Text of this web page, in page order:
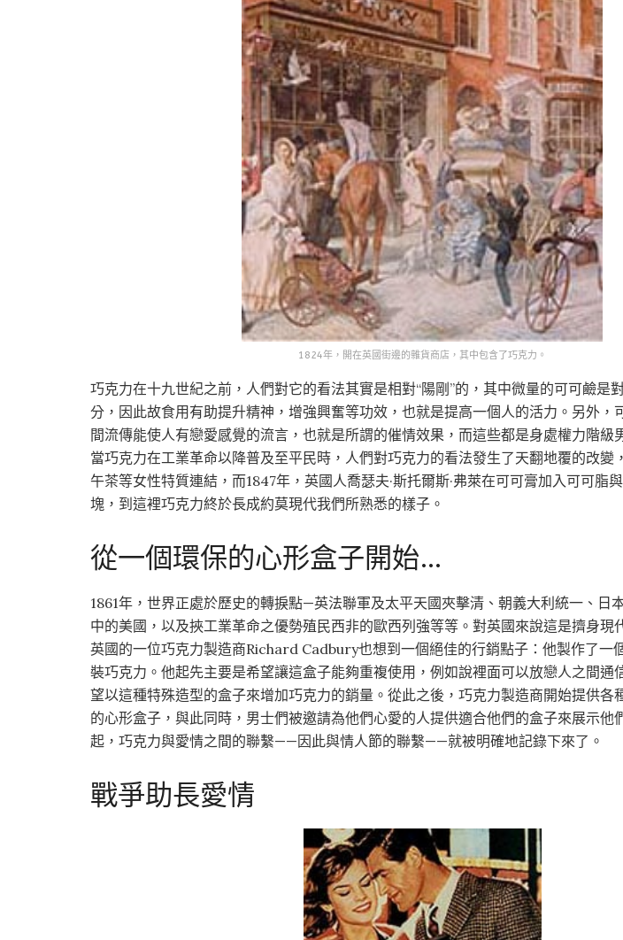
1824年，開在英國街邊的雜貨商店，其中包含了巧克力。
巧克力在十九世紀之前，人們對它的看法其實是相對“陽剛”的，其中微量的可可鹼是
分，因此故食用有助提升精神，增強興奮等功效，也就是提高一個人的活力。另外，
間流傳能使人有戀愛感覺的流言，也就是所謂的催情效果，而這些都是身處權力階級
當巧克力在工業革命以降普及至平民時，人們對巧克力的看法發生了天翻地覆的改變
午茶等女性特質連結，而1847年，英國人喬瑟夫·斯托爾斯·弗萊在可可膏加入可可脂
塊，到這裡巧克力終於長成約莫現代我們所熟悉的樣子。
從一個環保的心形盒子開始…
1861年，世界正處於歷史的轉捩點—英法聯軍及太平天國夾擊清、朝義大利統一、日
中的美國，以及挾工業革命之優勢殖民西非的歐西列強等等。對英國來說這是擠身現
英國的一位巧克力製造商Richard Cadbury也想到一個絕佳的行銷點子：他製作了一
裝巧克力。他起先主要是希望讓這盒子能夠重複使用，例如說裡面可以放戀人之間通
望以這種特殊造型的盒子來增加巧克力的銷量。從此之後，巧克力製造商開始提供各
的心形盒子，與此同時，男士們被邀請為他們心愛的人提供適合他們的盒子來展示他
起，巧克力與愛情之間的聯繫——因此與情人節的聯繫——就被明確地記錄下來了。
戰爭助長愛情